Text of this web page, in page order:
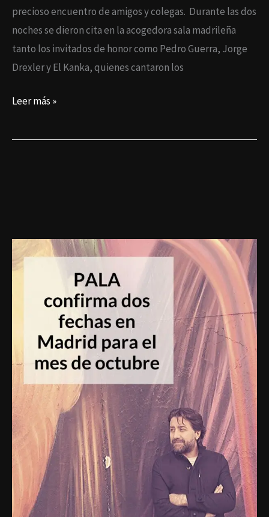
precioso encuentro de amigos y colegas. Durante las dos
noches se dieron cita en la acogedora sala madrileña
tanto los invitados de honor como Pedro Guerra, Jorge
Drexler y El Kanka, quienes cantaron los
Leer más »
Pala
confirma
Madrid
para
mes
de
octubre